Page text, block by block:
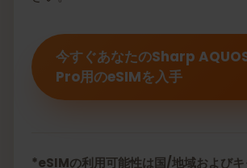
今すぐあなたのSharp
Pro用のeSIMを入手
*eSIMの利用可能性は国/地域および